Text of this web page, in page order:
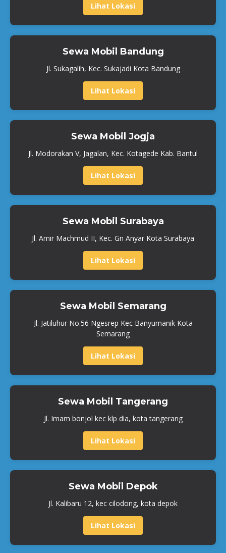
Lihat Lokasi
Sewa Mobil Bandung
Jl. Sukagalih, Kec. Sukajadi Kota Bandung
Lihat Lokasi
Sewa Mobil Jogja
Jl. Modorakan V, Jagalan, Kec. Kotagede Kab. Bantul
Lihat Lokasi
Sewa Mobil Surabaya
Jl. Amir Machmud II, Kec. Gn Anyar Kota Surabaya
Lihat Lokasi
Sewa Mobil Semarang
Jl. Jatiluhur No.56 Ngesrep Kec Banyumanik Kota
Semarang
Lihat Lokasi
Sewa Mobil Tangerang
Jl. Imam bonjol kec klp dia, kota tangerang
Lihat Lokasi
Sewa Mobil Depok
Jl. Kalibaru 12, kec cilodong, kota depok
Lihat Lokasi